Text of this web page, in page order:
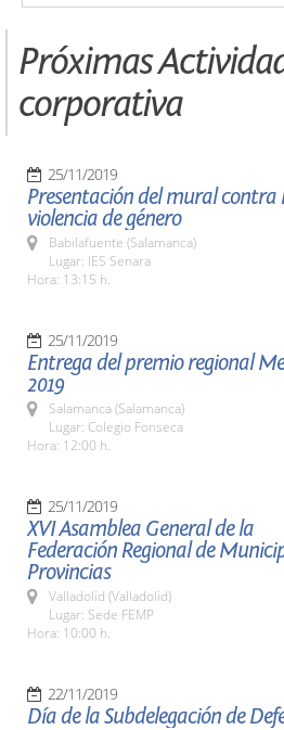
Próximas
corporativa
25/11/2019
Presentación del mural contra
violencia de género
Babilafuente (Salamanca)
Lugar: IES Senara
Hora: 13:15 h.
25/11/2019
Entrega del premio regional
2019
Salamanca (Salamanca)
Lugar: Colegio Fonseca
Hora: 12:00 h.
25/11/2019
XVI Asamblea General de la
Federación Regional de
Provincias
Valladolid (Valladolid)
Lugar: Sede FEMP
Hora: 10:00 h.
22/11/2019
Día de la Subdelegación de